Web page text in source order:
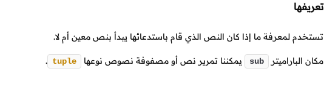
تعريفها
تستخدم لمعرفة ما إذا كان النص الذي قام باستدعائها يبدأ بنص معين أم لا.
مكان الباراميتر sub يمكننا تمرير نص أو مصفوفة نصوص نوعها tuple
.